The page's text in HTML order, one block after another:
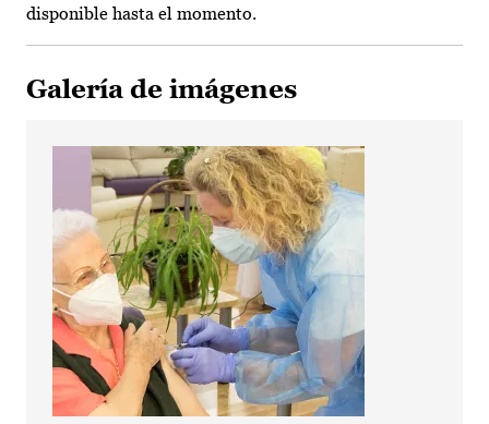
disponible hasta el momento.
Galería de imágenes